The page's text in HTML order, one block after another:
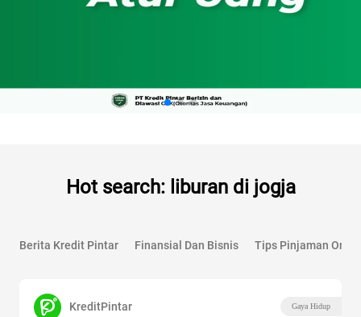
Hot search: liburan di jogja
Berita Kredit Pintar Finansial Dan Bisnis Tips Pinjaman
KreditPintar Gaya Hidup